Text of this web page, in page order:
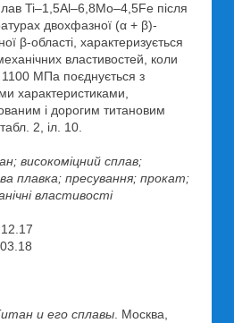
Ti–1,5Al–6,8Mo–4,5Fe після
двохфазної (α + β)-
β-області, характеризується
властивостей, коли
1100 МПа поєднується з
характеристиками,
і дорогим титановим
2, іл. 10.
високоміцний сплав;
плавка; пресування; прокат;
властивості
и его сплавы . Москва,